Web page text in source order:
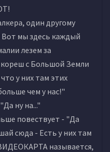
один другому
мы здесь каждый
лезем за
с Большой Земли
у них там этих
чем у нас!"
ну на..."
повествует - "Да
сюда - Есть у них там
называется,